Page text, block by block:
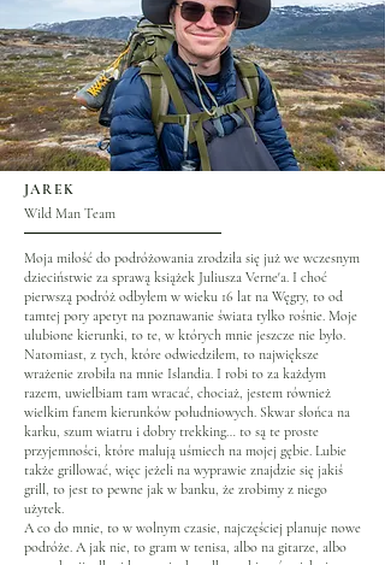
JAREK
Wild Man Team
Moja miłość do podróżowania zrodziła się już we wczesnym
dzieciństwie za sprawą książek Juliusza Verne'a. I choć
pierwszą podróż odbyłem w wieku 16 lat na Węgry, to od
tamtej pory apetyt na poznawanie świata tylko rośnie. Moje
ulubione kierunki, to te, w których mnie jeszcze nie było.
Natomiast, z tych, które odwiedziłem, to największe
wrażenie zrobiła na mnie Islandia. I robi to za każdym
razem, uwielbiam tam wracać, chociaż, jestem również
wielkim fanem kierunków południowych. Skwar słońca na
karku, szum wiatru i dobry trekking… to są te proste
przyjemności, które malują uśmiech na mojej gębie. Lubie
także grillować, więc jeżeli na wyprawie znajdzie się jakiś
grill, to jest to pewne jak w banku, że zrobimy z niego
użytek.
A co do mnie, to w wolnym czasie, najczęściej planuje nowe
podróże. A jak nie, to gram w tenisa, albo na gitarze, albo